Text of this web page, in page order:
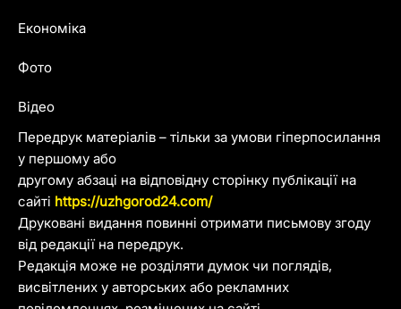
Передрук матеріалів – тільки за умови гіперпосилання
у першому або
другому абзаці на відповідну сторінку публікації на
сайті https://uzhgorod24.com/
Друковані видання повинні отримати письмову згоду
від редакції на передрук.
Редакція може не розділяти думок чи поглядів,
висвітлених у авторських або рекламних
Економіка
Фото
Відео